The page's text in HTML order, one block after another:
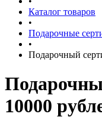
Каталог товаров
•
Подарочные
•
Подарочный
10000